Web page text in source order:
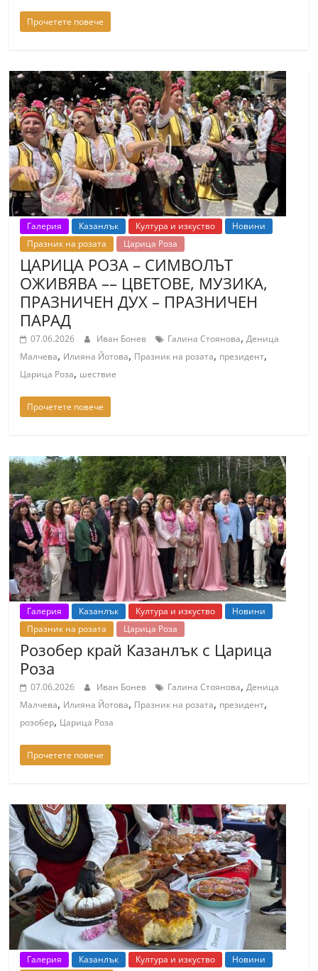
Прочетете повече
Галерия Казанлък Култура и изкуство
Новини
Празник на розата
Царица Роза
ЦАРИЦА РОЗА – СИМВОЛЪТ
ОЖИВЯВА –– ЦВЕТОВЕ, МУЗИКА,
ПРАЗНИЧЕН ДУХ – ПРАЗНИЧЕН
ПАРАД
07.06.2026 Иван Бонев Галина Стоянова,Деница
Малчева, Илияна Йотова, Празник на розата, президент,
Царица Роза, шествие
Прочетете повече
Галерия Казанлък Култура и изкуство
Новини
Празник на розата
Царица Роза
Розобер край Казанлък с Царица
Роза
07.06.2026 Иван Бонев Галина Стоянова,Деница
Малчева, Илияна Йотова, Празник на розата, президент,
розобер, Царица Роза
Прочетете повече
Галерия Казанлък Култура и изкуство Новини